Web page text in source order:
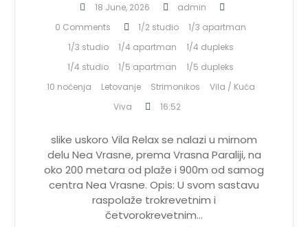
18 June, 2026
admin
0 Comments
1/2 studio
1/3 apartman
1/3 studio
1/4 apartman
1/4 dupleks
1/4 studio
1/5 apartman
1/5 dupleks
10 noćenja
Letovanje Strimonikos
Vila / Kuća
Viva
16:52
slike uskoro Vila Relax se nalazi u mirnom
delu Nea Vrasne, prema Vrasna Paraliji, na
oko 200 metara od plaže i 900m od samog
centra Nea Vrasne. Opis: U svom sastavu
raspolaže trokrevetnim i
četvorokrevetnim…